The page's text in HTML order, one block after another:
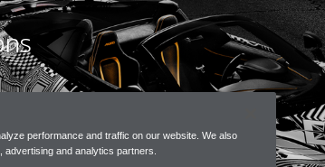
performance and traffic on our website. We also
and analytics partners.